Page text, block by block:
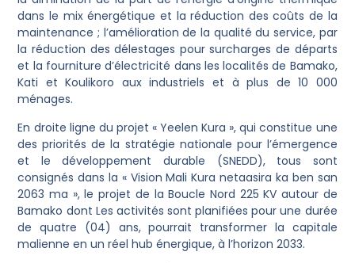
dans le mix énergétique et la réduction des coûts de la
maintenance ; l’amélioration de la qualité du service, par
la réduction des délestages pour surcharges de départs
et la fourniture d’électricité dans les localités de Bamako,
Kati et Koulikoro aux industriels et à plus de 10 000
ménages.
En droite ligne du projet « Yeelen Kura », qui constitue une
des priorités de la stratégie nationale pour l’émergence
et le développement durable (SNEDD), tous sont
consignés dans la « Vision Mali Kura netaasira ka ben san
2063 ma », le projet de la Boucle Nord 225 KV autour de
Bamako dont Les activités sont planifiées pour une durée
de quatre (04) ans, pourrait transformer la capitale
malienne en un réel hub énergique, à l’horizon 2033.